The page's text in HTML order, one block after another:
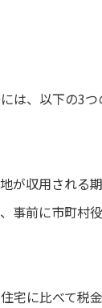
は、以下の3つ
が収用される
事前に市町村
宅に比べて税